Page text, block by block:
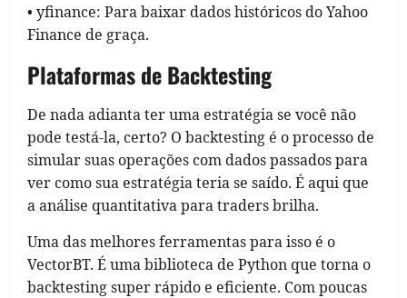
• yfinance: Para baixar dados históricos do Yahoo
Finance de graça.
Plataformas de Backtesting
De nada adianta ter uma estratégia se você não
pode testá-la, certo? O backtesting é o processo de
simular suas operações com dados passados para
ver como sua estratégia teria se saído. É aqui que
a análise quantitativa para traders brilha.
Uma das melhores ferramentas para isso é o
VectorBT. É uma biblioteca de Python que torna o
backtesting super rápido e eficiente. Com poucas